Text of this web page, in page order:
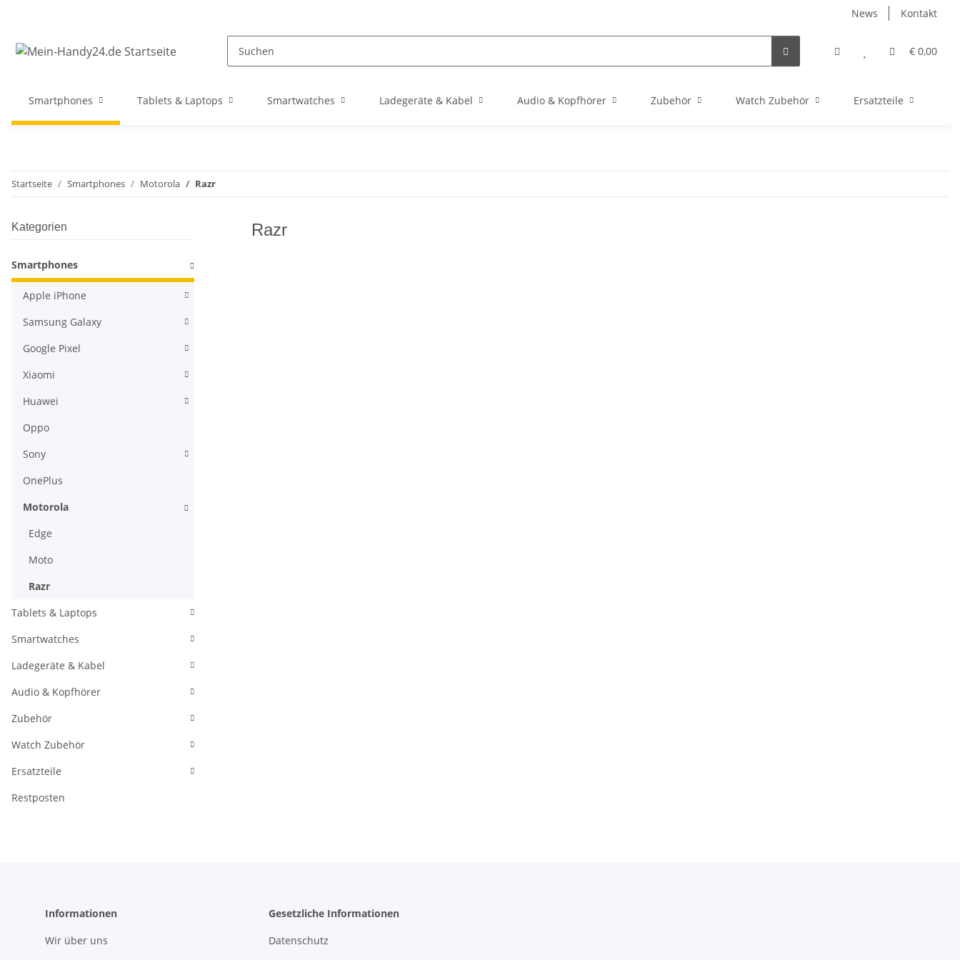
News Kontakt
€ 0,00
Smartphones Tablets & Laptops Smartwatches Ladegeräte & Kabel Audio & Kopfhörer Zubehör Watch Zubehör Ersatzteile
Startseite Smartphones Motorola Razr
Razr
Kategorien
Smartphones
Apple iPhone
Samsung Galaxy
Google Pixel
Xiaomi
Huawei
Oppo
Sony
OnePlus
Motorola
Edge
Moto
Razr
Tablets & Laptops
Smartwatches
Ladegeräte & Kabel
Audio & Kopfhörer
Zubehör
Watch Zubehör
Ersatzteile
Restposten
Informationen
Wir über uns
Gesetzliche Informationen
Datenschutz